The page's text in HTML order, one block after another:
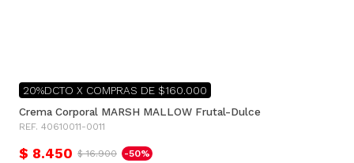
20%DCTO X COMPRAS DE $160.000
Crema Corporal MARSH MALLOW Frutal-Dulce
REF. 40610011-0011
$ 8.450 $ 16.900 -50%